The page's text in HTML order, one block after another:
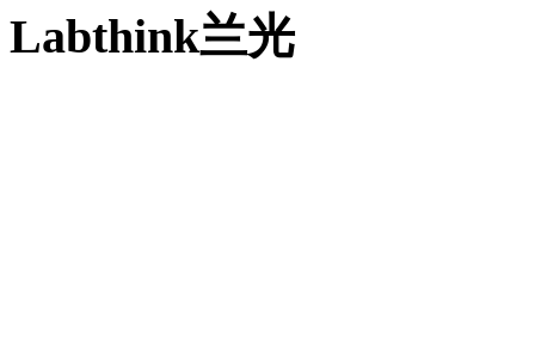
Labthink兰光